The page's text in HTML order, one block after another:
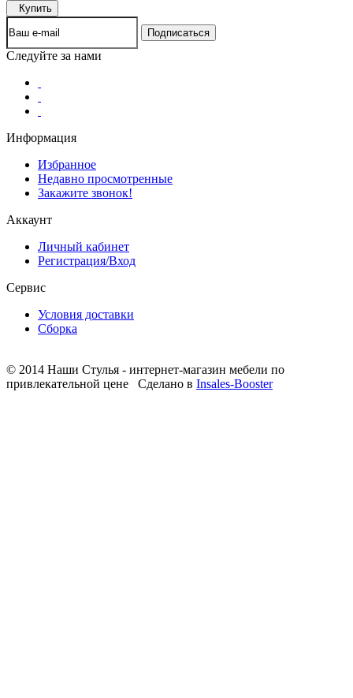
Купить
Следуйте за нами
Информация
Избранное
Недавно просмотренные
Закажите звонок!
Аккаунт
Личный кабинет
Регистрация/Вход
Сервис
Условия доставки
Сборка
© 2014 Наши Стулья - интернет-магазин мебели по
привлекательной цене
Сделано в Insales-Booster